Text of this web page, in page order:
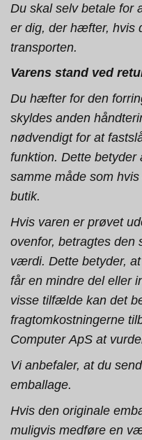
Du skal selv betale for
er dig, der hæfter, hvis
transporten.
Varens stand ved
Du hæfter for den
skyldes anden
nødvendigt for at
funktion. Dette
samme måde som
butik.
Hvis varen er prøvet
ovenfor, betragtes den
værdi. Dette betyder,
får en mindre del eller
visse tilfælde kan det
fragtomkostningerne
Computer ApS at
Vi anbefaler, at du
emballage.
Hvis den originale
muligvis medføre en